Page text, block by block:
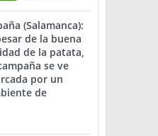
(Salamanca):
de la buena
de la patata,
se ve
por un
de